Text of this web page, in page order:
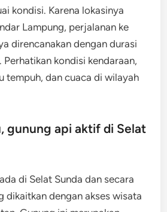
kondisi. Karena lokasinya
Lampung, perjalanan ke
direncanakan dengan durasi
Perhatikan kondisi kendaraan,
tempuh, dan cuaca di wilayah
gunung api aktif di Selat
di Selat Sunda dan secara
dikaitkan dengan akses wisata